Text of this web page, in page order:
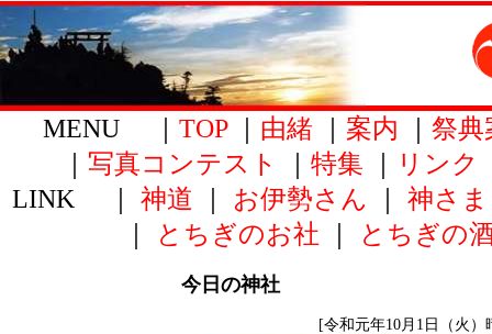
MENU ｜ TOP｜ 由緒 案内
祭典
写真コンテスト 特集 リンク
LINK ｜ 神道 お伊勢さん 神さま
とちぎのお社 とちぎの
今日の神社
[令和元年10月1日（火）